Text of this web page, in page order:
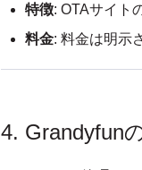
特徴: OTAサイト
料金: 料金は明示
4. Grandyfun